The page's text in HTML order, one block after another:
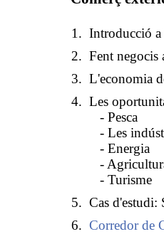
Introducció a
Fent negocis
L'economia
Les
- Pesca
- Les
- Energia
-
- Turisme
Cas d'estudi:
Corredor de